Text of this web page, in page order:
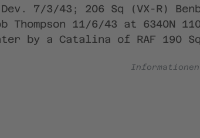
7/3/43; 206 Sq (VX-R)
Thompson 11/6/43 at 6340N
by a Catalina of RAF 190